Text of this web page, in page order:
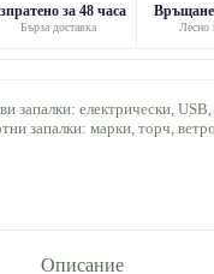
за 48 часа
Бърза доставка
Връщане
Лесно
запалки: електрически, USB,
запалки: марки, торч,
Описание